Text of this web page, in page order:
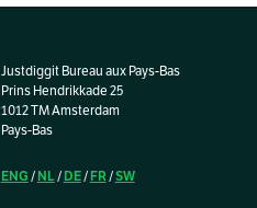
Justdiggit Bureau aux Pays-Bas
Prins Hendrikkade 25
1012 TM Amsterdam
Pays-Bas
ENG / NL / DE/ FR /SW